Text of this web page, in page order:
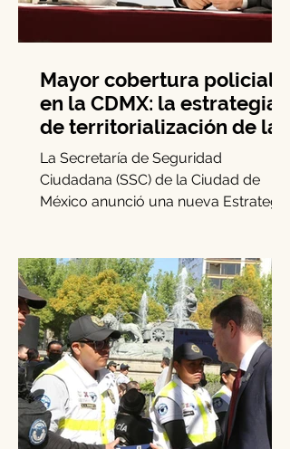
Mayor cobertura policial
en la CDMX: la estrategia
de territorialización de la
SSC
La Secretaría de Seguridad
de Territorialización de la Policía.
Este...